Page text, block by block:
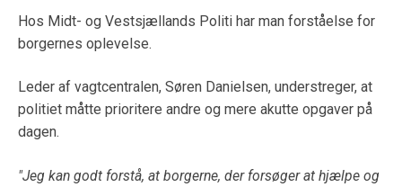
Hos Midt- og Vestsjællands Politi har man forståelse for
borgernes oplevelse.
Leder af vagtcentralen, Søren Danielsen, understreger, at
politiet måtte prioritere andre og mere akutte opgaver på
dagen.
"Jeg kan godt forstå, at borgerne, der forsøger at hjælpe og